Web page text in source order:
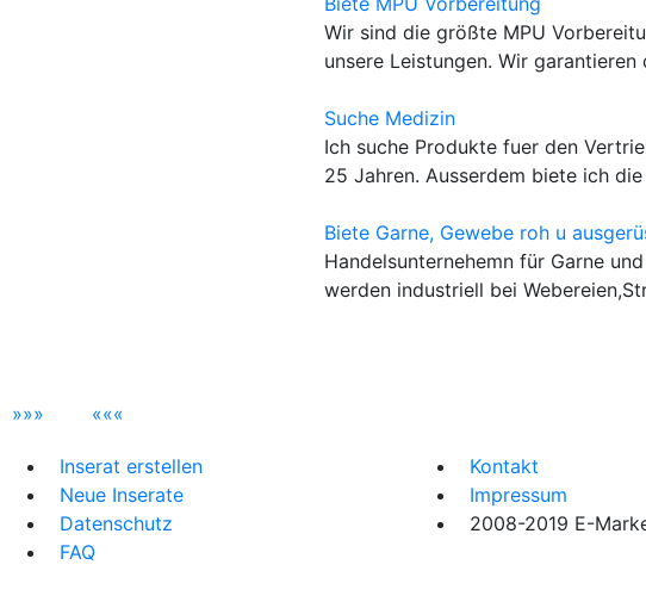
Wir sind die größte MPU
unsere Leistungen. Wir
Suche Medizin
Ich suche Produkte fuer den
25 Jahren. Ausserdem biete ich
Biete Garne, Gewebe roh u
Handelsunternehemn für Garne
werden industriell bei
»»» «««
Inserat erstellen
Neue Inserate
Datenschutz
FAQ
Kontakt
Impressum
2008-2019 E-